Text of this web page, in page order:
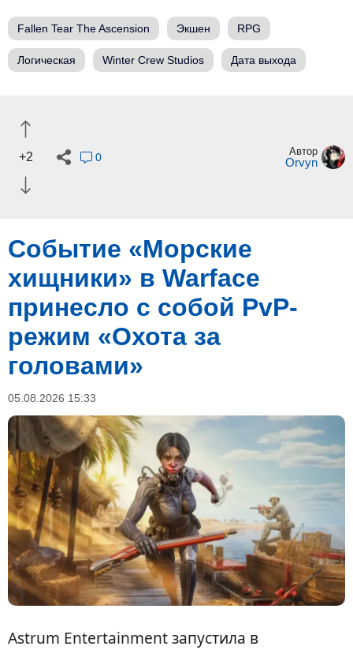
Fallen Tear The Ascension Экшен RPG
Логическая Winter Crew Studios Дата выхода
+2 0 Автор
Orvyn
Событие «Морские
хищники» в Warface
принесло с собой PvP-
режим «Охота за
головами»
05.08.2026 15:33
Astrum Entertainment запустила в